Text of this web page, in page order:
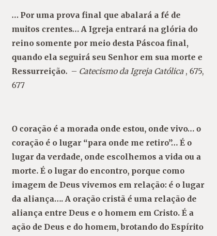
… Por uma prova final que abalará a fé de
muitos crentes… A Igreja entrará na glória do
reino somente por meio desta Páscoa final,
quando ela seguirá seu Senhor em sua morte e
Ressurreição. – Catecismo da Igreja Católica , 675,
677
O coração é a morada onde estou, onde vivo… o
coração é o lugar “para onde me retiro”… É o
lugar da verdade, onde escolhemos a vida ou a
morte. É o lugar do encontro, porque como
imagem de Deus vivemos em relação: é o lugar
da aliança…. A oração cristã é uma relação de
aliança entre Deus e o homem em Cristo. É a
ação de Deus e do homem, brotando do Espírito